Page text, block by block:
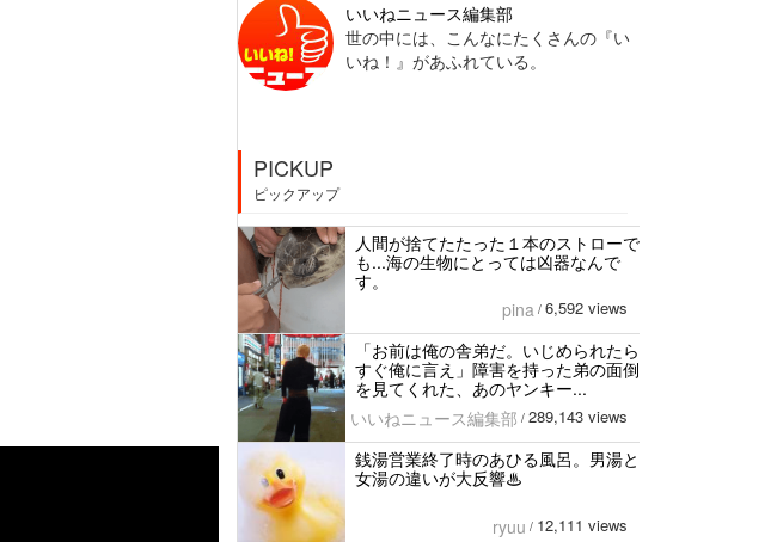
いいねニュース編集部
世の中には、こんなにたくさんの『い
いね！』があふれている。
PICKUP
ピックアップ
人間が捨てたたった１本のストローで
も...海の生物にとっては凶器なんで
す。
pina / 6,592 views
「お前は俺の舎弟だ。いじめられたら
すぐ俺に言え」障害を持った弟の面倒
を見てくれた、あのヤンキー...
いいねニュース編集部 / 289,143 views
銭湯営業終了時のあひる風呂。男湯と
女湯の違いが大反響♨
ryuu / 12,111 views